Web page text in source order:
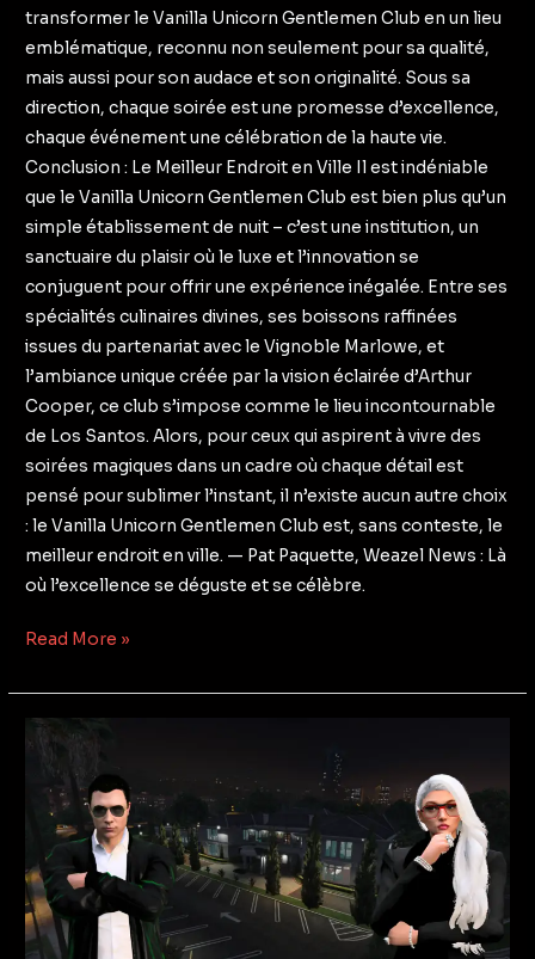
transformer le Vanilla Unicorn Gentlemen Club en un lieu
emblématique, reconnu non seulement pour sa qualité,
mais aussi pour son audace et son originalité. Sous sa
direction, chaque soirée est une promesse d’excellence,
chaque événement une célébration de la haute vie.
Conclusion : Le Meilleur Endroit en Ville Il est indéniable
que le Vanilla Unicorn Gentlemen Club est bien plus qu’un
simple établissement de nuit – c’est une institution, un
sanctuaire du plaisir où le luxe et l’innovation se
conjuguent pour offrir une expérience inégalée. Entre ses
spécialités culinaires divines, ses boissons raffinées
issues du partenariat avec le Vignoble Marlowe, et
l’ambiance unique créée par la vision éclairée d’Arthur
Cooper, ce club s’impose comme le lieu incontournable
de Los Santos. Alors, pour ceux qui aspirent à vivre des
soirées magiques dans un cadre où chaque détail est
pensé pour sublimer l’instant, il n’existe aucun autre choix
: le Vanilla Unicorn Gentlemen Club est, sans conteste, le
meilleur endroit en ville. — Pat Paquette, Weazel News : Là
où l’excellence se déguste et se célèbre.
Read More »
Weazel
News
Golf
Club
de
Los